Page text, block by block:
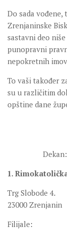
Do sada
Zrenjaninske
sastavni deo
punopravni
nepokretnih
To vaši također
su u različitim
opštine dane
1.
Trg Slobode 4.
23000 Zrenjanin
Filijale: